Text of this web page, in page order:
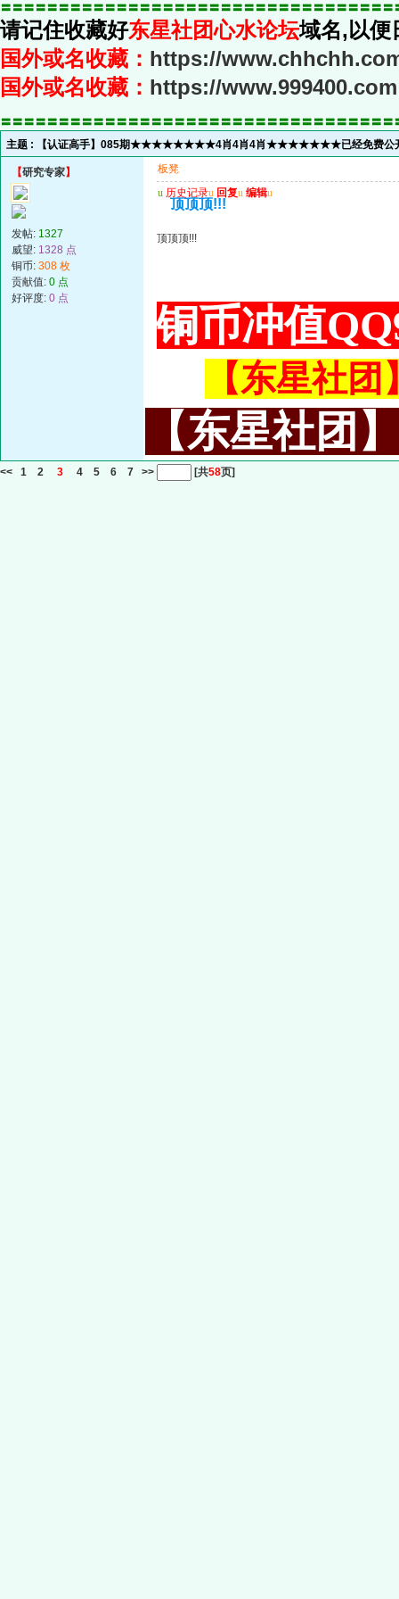
〓〓〓〓〓〓〓〓〓〓〓〓〓〓〓〓〓〓〓〓〓〓〓〓〓〓〓〓〓〓〓〓〓〓
请记住收藏好东星社团心水论坛域名,以便
国外或名收藏： https://
国外或名收藏： https://www.999400.com
〓〓〓〓〓〓〓〓〓〓〓〓〓〓〓〓〓〓〓〓〓〓〓〓〓〓〓〓〓〓〓〓〓〓
主题 : 【认证高手】085期★★★★★★★★4肖4肖4肖★★★★★★★已经免费公开
【研究专家】
发帖: 1327
威望: 1328 点
铜币: 308 枚
贡献值: 0 点
好评度: 0 点
板凳
u 历史记录u 回复u 编辑u
顶顶顶!!!
顶顶顶!!!
铜币冲值
【东星社
【东星社团
<< 1 2 3 4 5 6 7 >> [共58页]